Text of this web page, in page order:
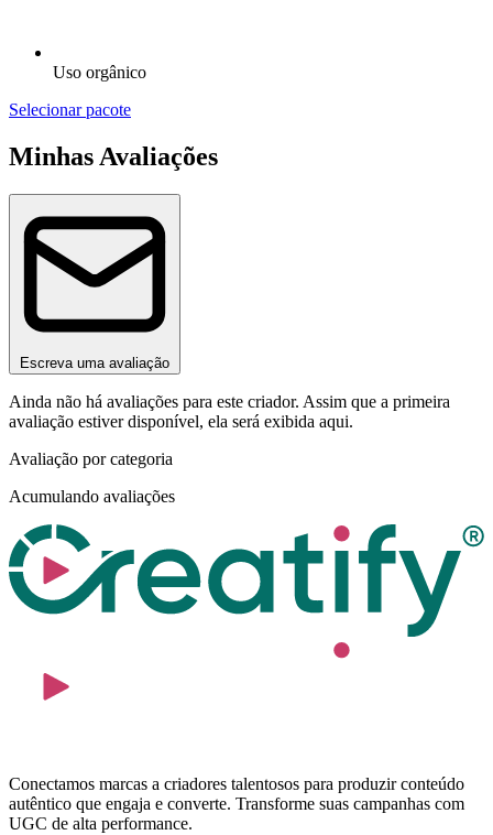
Uso orgânico
Selecionar pacote
Minhas Avaliações
Escreva uma avaliação
Ainda não há avaliações para este criador. Assim que a primeira
avaliação estiver disponível, ela será exibida aqui.
Avaliação por categoria
Acumulando avaliações
Conectamos marcas a criadores talentosos para produzir conteúdo
autêntico que engaja e converte. Transforme suas campanhas com
UGC de alta performance.